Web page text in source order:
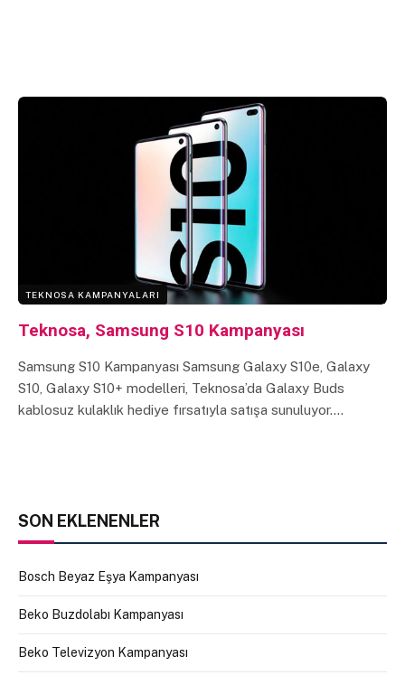
TEKNOSA KAMPANYALARI
Teknosa, Samsung S10 Kampanyası
Samsung S10 Kampanyası Samsung Galaxy S10e, Galaxy
S10, Galaxy S10+ modelleri, Teknosa’da Galaxy Buds
kablosuz kulaklık hediye fırsatıyla satışa sunuluyor.…
SON EKLENENLER
Bosch Beyaz Eşya Kampanyası
Beko Buzdolabı Kampanyası
Beko Televizyon Kampanyası